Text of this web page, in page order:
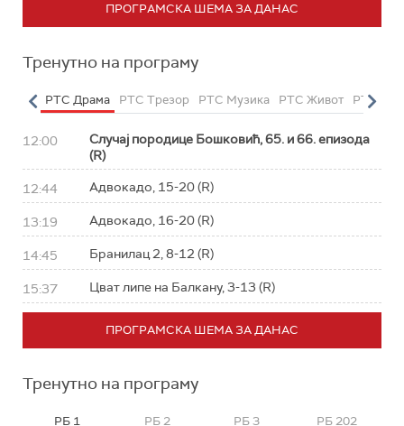
ПРОГРАМСКА ШЕМА ЗА ДАНАС
Тренутно на програму
РТС Драма РТС Трезор РТС Музика РТС Живот РТС
12:00
Случај породице Бошковић, 65. и 66. епизода
(R)
12:44 Адвокадо, 15-20 (R)
13:19 Адвокадо, 16-20 (R)
14:45 Бранилац 2, 8-12 (R)
15:37 Цват липе на Балкану, 3-13 (R)
ПРОГРАМСКА ШЕМА ЗА ДАНАС
Тренутно на програму
РБ 1 РБ 2 РБ 3 РБ 202